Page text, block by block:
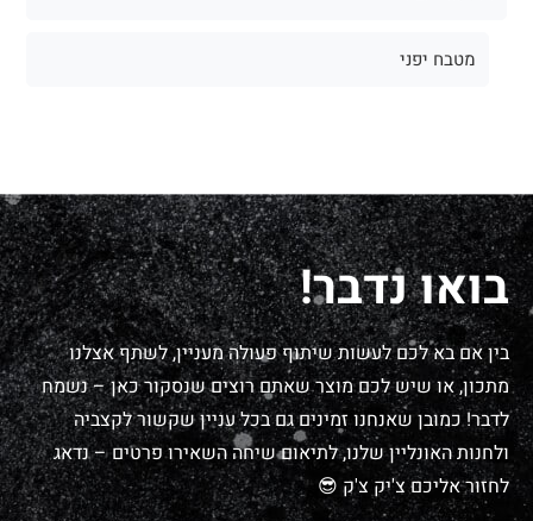
מטבח יפני
בואו נדבר!
בין אם בא לכם לעשות שיתוף פעולה מעניין, לשתף אצלנו
מתכון, או שיש לכם מוצר שאתם רוצים שנסקור כאן – נשמח
לדבר! כמובן שאנחנו זמינים גם בכל עניין שקשור לקצביה
ולחנות האונליין שלנו, לתיאום שיחה השאירו פרטים – נדאג
לחזור אליכם צ'יק צ'ק 😎